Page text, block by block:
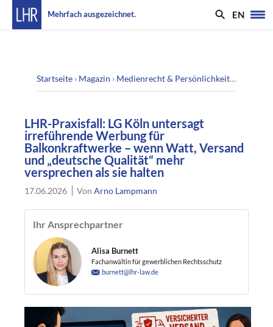
Mehrfach ausgezeichnet. EN
Startseite › Magazin › Medienrecht & Persönlichkeitsrecht
LHR-Praxisfall: LG Köln untersagt
irreführende Werbung für
Balkonkraftwerke – wenn Watt, Versand
und „deutsche Qualität“ mehr
versprechen als sie halten
17.06.2026 VonArno Lampmann
Ihr Ansprechpartner
Alisa Burnett
Fachanwältin für gewerblichen Rechtsschutz
burnett@lhr-law.de